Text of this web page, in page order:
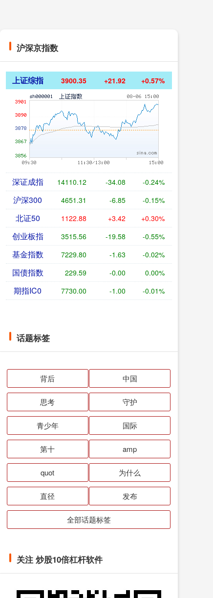
沪深京指数
上证综指 3900.35 +21.92 +0.57%
深证成指 14110.12 -34.08 -0.24%
沪深300 4651.31 -6.85 -0.15%
北证50 1122.88 +3.42 +0.30%
创业板指 3515.56 -19.58 -0.55%
基金指数 7229.80 -1.63 -0.02%
国债指数 229.59 -0.00 0.00%
期指IC0 7730.00 -1.00 -0.01%
话题标签
背后 中国
思考 守护
青少年 国际
第十 amp
quot 为什么
直径 发布
全部话题标签
关注 炒股10倍杠杆软件